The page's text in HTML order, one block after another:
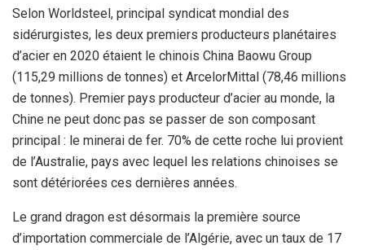
Selon Worldsteel, principal syndicat mondial des
sidérurgistes, les deux premiers producteurs planétaires
d’acier en 2020 étaient le chinois China Baowu Group
(115,29 millions de tonnes) et ArcelorMittal (78,46 millions
de tonnes). Premier pays producteur d’acier au monde, la
Chine ne peut donc pas se passer de son composant
principal : le minerai de fer. 70% de cette roche lui provient
de l’Australie, pays avec lequel les relations chinoises se
sont détériorées ces dernières années.
Le grand dragon est désormais la première source
d’importation commerciale de l’Algérie, avec un taux de 17